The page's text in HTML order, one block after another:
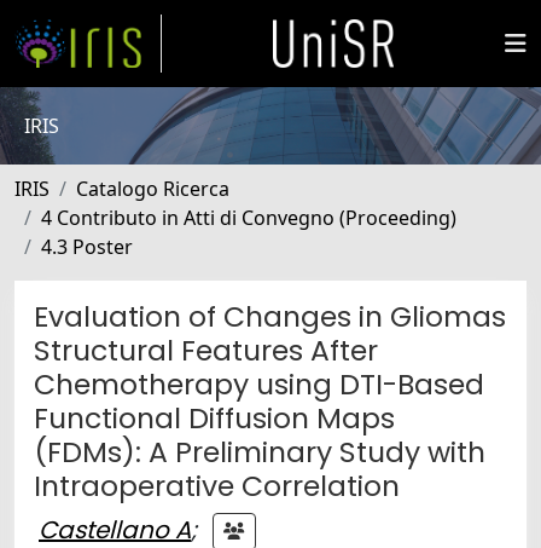
IRIS
IRIS
Catalogo Ricerca
4 Contributo in Atti di Convegno (Proceeding)
4.3 Poster
Evaluation of Changes in Gliomas
Structural Features After
Chemotherapy using DTI-Based
Functional Diffusion Maps
(FDMs): A Preliminary Study with
Intraoperative Correlation
Castellano A;